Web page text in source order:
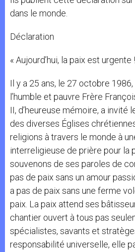
dans le monde.
Déclaration
« Aujourd’hui, la paix est urgente
Il y a 25 ans, le 27 octobre
l’humble et pauvre Frère
II, d’heureuse mémoire, a invité
des diverses Églises
religions à travers le monde à
interreligieuse de prière pour la
souvenons de ses paroles de
pas de paix sans un amour
a pas de paix sans une ferme
paix. La paix attend ses
chantier ouvert à tous pas
spécialistes, savants et
responsabilité universelle, elle